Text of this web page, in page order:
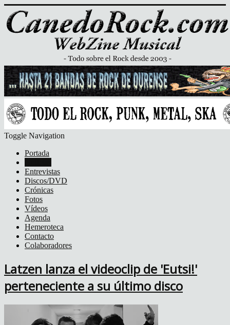
Toggle Navigation
Portada
Entrevistas
Discos/DVD
Crónicas
Fotos
Vídeos
Agenda
Hemeroteca
Contacto
Colaboradores
Latzen lanza el videoclip de 'Eutsi!'
perteneciente a su último disco